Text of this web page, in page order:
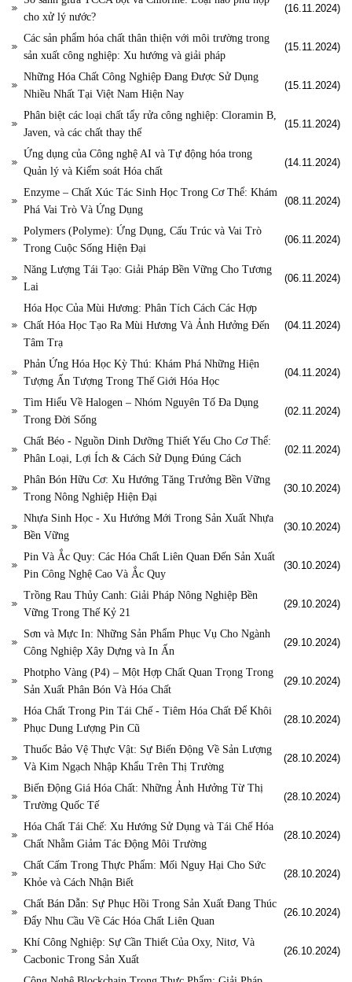
cho xử lý nước?
(16.11.2024)
Các sản phẩm hóa chất thân thiện với môi trường trong
sản xuất công nghiệp: Xu hướng và giải pháp
(15.11.2024)
Những Hóa Chất Công Nghiệp Đang Được Sử Dụng
Nhiều Nhất Tại Việt Nam Hiện Nay
(15.11.2024)
Phân biệt các loại chất tẩy rửa công nghiệp: Cloramin B,
Javen, và các chất thay thế
(15.11.2024)
Ứng dụng của Công nghệ AI và Tự động hóa trong
Quản lý và Kiểm soát Hóa chất
(14.11.2024)
Enzyme – Chất Xúc Tác Sinh Học Trong Cơ Thể: Khám
Phá Vai Trò Và Ứng Dụng
(08.11.2024)
Polymers (Polyme): Ứng Dụng, Cấu Trúc và Vai Trò
Trong Cuộc Sống Hiện Đại
(06.11.2024)
Năng Lượng Tái Tạo: Giải Pháp Bền Vững Cho Tương
Lai
(06.11.2024)
Hóa Học Của Mùi Hương: Phân Tích Cách Các Hợp
Chất Hóa Học Tạo Ra Mùi Hương Và Ảnh Hưởng Đến
Tâm Trạ
(04.11.2024)
Phản Ứng Hóa Học Kỳ Thú: Khám Phá Những Hiện
Tượng Ấn Tượng Trong Thế Giới Hóa Học
(04.11.2024)
Tìm Hiểu Về Halogen – Nhóm Nguyên Tố Đa Dụng
Trong Đời Sống
(02.11.2024)
Chất Béo - Nguồn Dinh Dưỡng Thiết Yếu Cho Cơ Thể:
Phân Loại, Lợi Ích & Cách Sử Dụng Đúng Cách
(02.11.2024)
Phân Bón Hữu Cơ: Xu Hướng Tăng Trưởng Bền Vững
Trong Nông Nghiệp Hiện Đại
(30.10.2024)
Nhựa Sinh Học - Xu Hướng Mới Trong Sản Xuất Nhựa
Bền Vững
(30.10.2024)
Pin Và Ắc Quy: Các Hóa Chất Liên Quan Đến Sản Xuất
Pin Công Nghệ Cao Và Ắc Quy
(30.10.2024)
Trồng Rau Thủy Canh: Giải Pháp Nông Nghiệp Bền
Vững Trong Thế Kỷ 21
(29.10.2024)
Sơn và Mực In: Những Sản Phẩm Phục Vụ Cho Ngành
Công Nghiệp Xây Dựng và In Ấn
(29.10.2024)
Photpho Vàng (P4) – Một Hợp Chất Quan Trọng Trong
Sản Xuất Phân Bón Và Hóa Chất
(29.10.2024)
Hóa Chất Trong Pin Tái Chế - Tiêm Hóa Chất Để Khôi
Phục Dung Lượng Pin Cũ
(28.10.2024)
Thuốc Bảo Vệ Thực Vật: Sự Biến Động Về Sản Lượng
Và Kim Ngạch Nhập Khẩu Trên Thị Trường
(28.10.2024)
Biến Động Giá Hóa Chất: Những Ảnh Hưởng Từ Thị
Trường Quốc Tế
(28.10.2024)
Hóa Chất Tái Chế: Xu Hướng Sử Dụng và Tái Chế Hóa
Chất Nhằm Giảm Tác Động Môi Trường
(28.10.2024)
Chất Cấm Trong Thực Phẩm: Mối Nguy Hại Cho Sức
Khỏe và Cách Nhận Biết
(28.10.2024)
Chất Bán Dẫn: Sự Phục Hồi Trong Sản Xuất Đang Thúc
Đẩy Nhu Cầu Về Các Hóa Chất Liên Quan
(26.10.2024)
Khí Công Nghiệp: Sự Cần Thiết Của Oxy, Nitơ, Và
Cacbonic Trong Sản Xuất
(26.10.2024)